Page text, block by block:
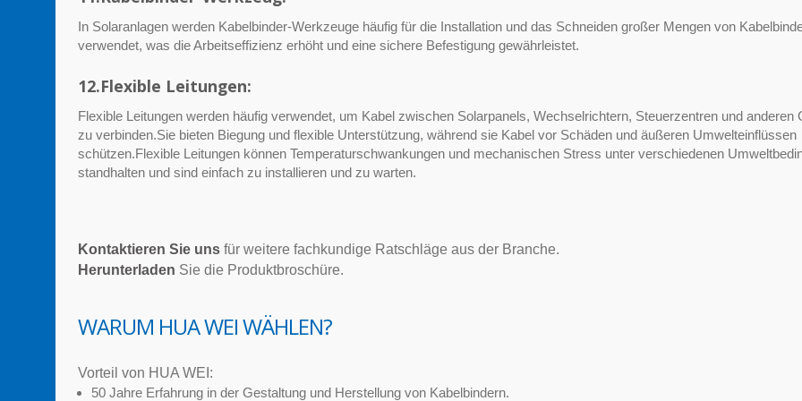
In Solaranlagen werden Kabelbinder-Werkzeuge häufig für die Installation und das Schneiden großer Mengen von
verwendet, was die Arbeitseffizienz erhöht und eine sichere Befestigung gewährleistet.
12.Flexible Leitungen:
Flexible Leitungen werden häufig verwendet, um Kabel zwischen Solarpanels, Wechselrichtern, Steuerzentren und anderen
zu verbinden.Sie bieten Biegung und flexible Unterstützung, während sie Kabel vor Schäden und äußeren Umwelteinflüssen
schützen.Flexible Leitungen können Temperaturschwankungen und mechanischen Stress unter verschiedenen
standhalten und sind einfach zu installieren und zu warten.
Kontaktieren Sie uns für weitere fachkundige Ratschläge aus der Branche.
Herunterladen Sie die Produktbroschüre.
WARUM HUA WEI WÄHLEN?
Vorteil von HUA WEI:
50 Jahre Erfahrung in der Gestaltung und Herstellung von Kabelbindern.